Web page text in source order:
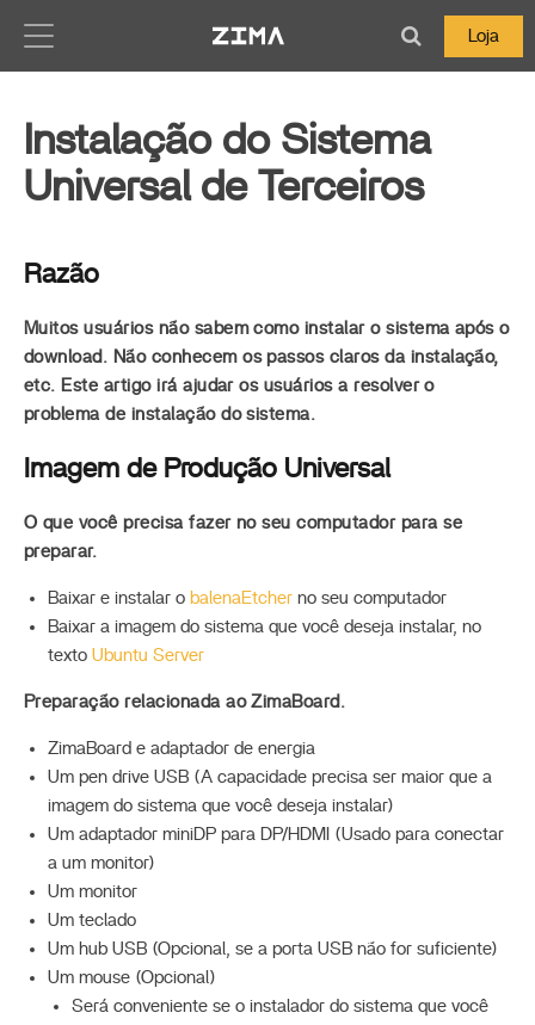
Loja
Instalação do Sistema
Universal de Terceiros
Razão
Muitos usuários não sabem como instalar o sistema após o
download. Não conhecem os passos claros da instalação,
etc. Este artigo irá ajudar os usuários a resolver o
problema de instalação do sistema.
Imagem de Produção Universal
O que você precisa fazer no seu computador para se
preparar.
Baixar e instalar o balenaEtcher no seu computador
Baixar a imagem do sistema que você deseja instalar, no
texto Ubuntu Server
Preparação relacionada ao ZimaBoard.
ZimaBoard e adaptador de energia
Um pen drive USB (A capacidade precisa ser maior que a
imagem do sistema que você deseja instalar)
Um adaptador miniDP para DP/HDMI (Usado para conectar
a um monitor)
Um monitor
Um teclado
Um hub USB (Opcional, se a porta USB não for suficiente)
Um mouse (Opcional)
Será conveniente se o instalador do sistema que você